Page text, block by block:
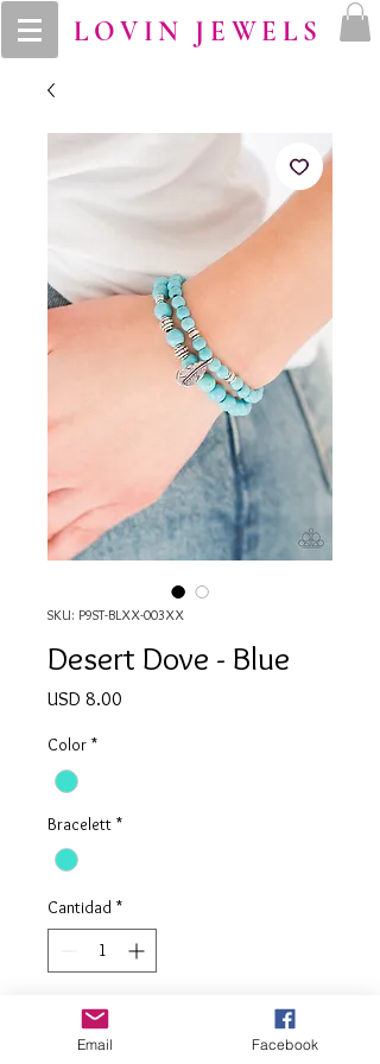
LOVIN JEWELS
SKU: P9ST-BLXX-003XX
Desert Dove - Blue
USD 8.00
Color *
Bracelett *
Cantidad *
Email Facebook